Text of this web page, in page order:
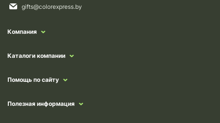
gifts@colorexpress.by
Компания
Каталоги компании
Помощь по сайту
Полезная информация